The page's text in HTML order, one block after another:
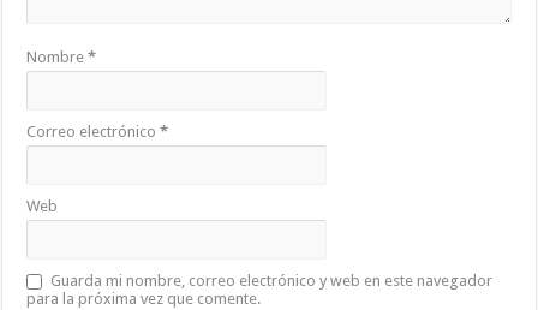
Nombre*
Correo electrónico*
Web
Guarda mi nombre, correo electrónico y web en este navegador
para la próxima vez que comente.